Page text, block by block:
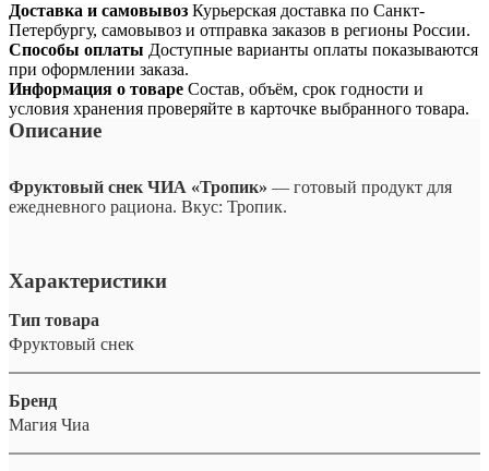
Доставка и самовывоз Курьерская доставка по Санкт-
Петербургу, самовывоз и отправка заказов в регионы России.
Способы оплаты Доступные варианты оплаты показываются
при оформлении заказа.
Информация о товаре Состав, объём, срок годности и
условия хранения проверяйте в карточке выбранного товара.
Описание
Фруктовый снек ЧИА «Тропик» — готовый продукт для
ежедневного рациона. Вкус: Тропик.
Характеристики
Тип товара
Фруктовый снек
Бренд
Магия Чиа